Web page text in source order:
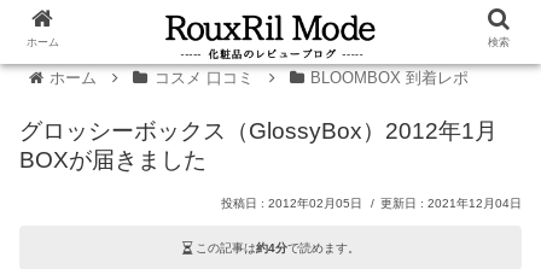
ホーム コスメ 口コミ BLOOMBOX 到着レポ
グロッシーボックス（GlossyBox）2012年1月
BOXが届きました
2012年02月05日 2021年12月04日
この記事は約4分で読めます。
ホーム 検索